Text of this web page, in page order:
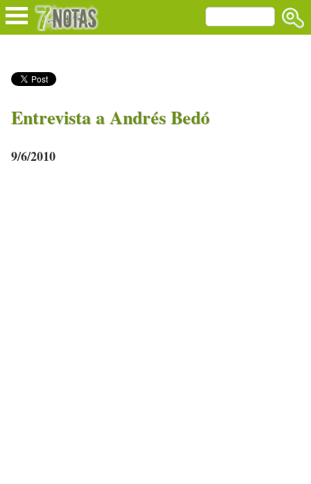
Entrevista a Andrés Bedó
9/6/2010